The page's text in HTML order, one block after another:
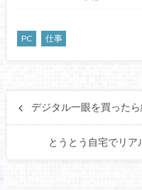
PC 仕事
デジタル一眼を買った
とうとう自宅でリア